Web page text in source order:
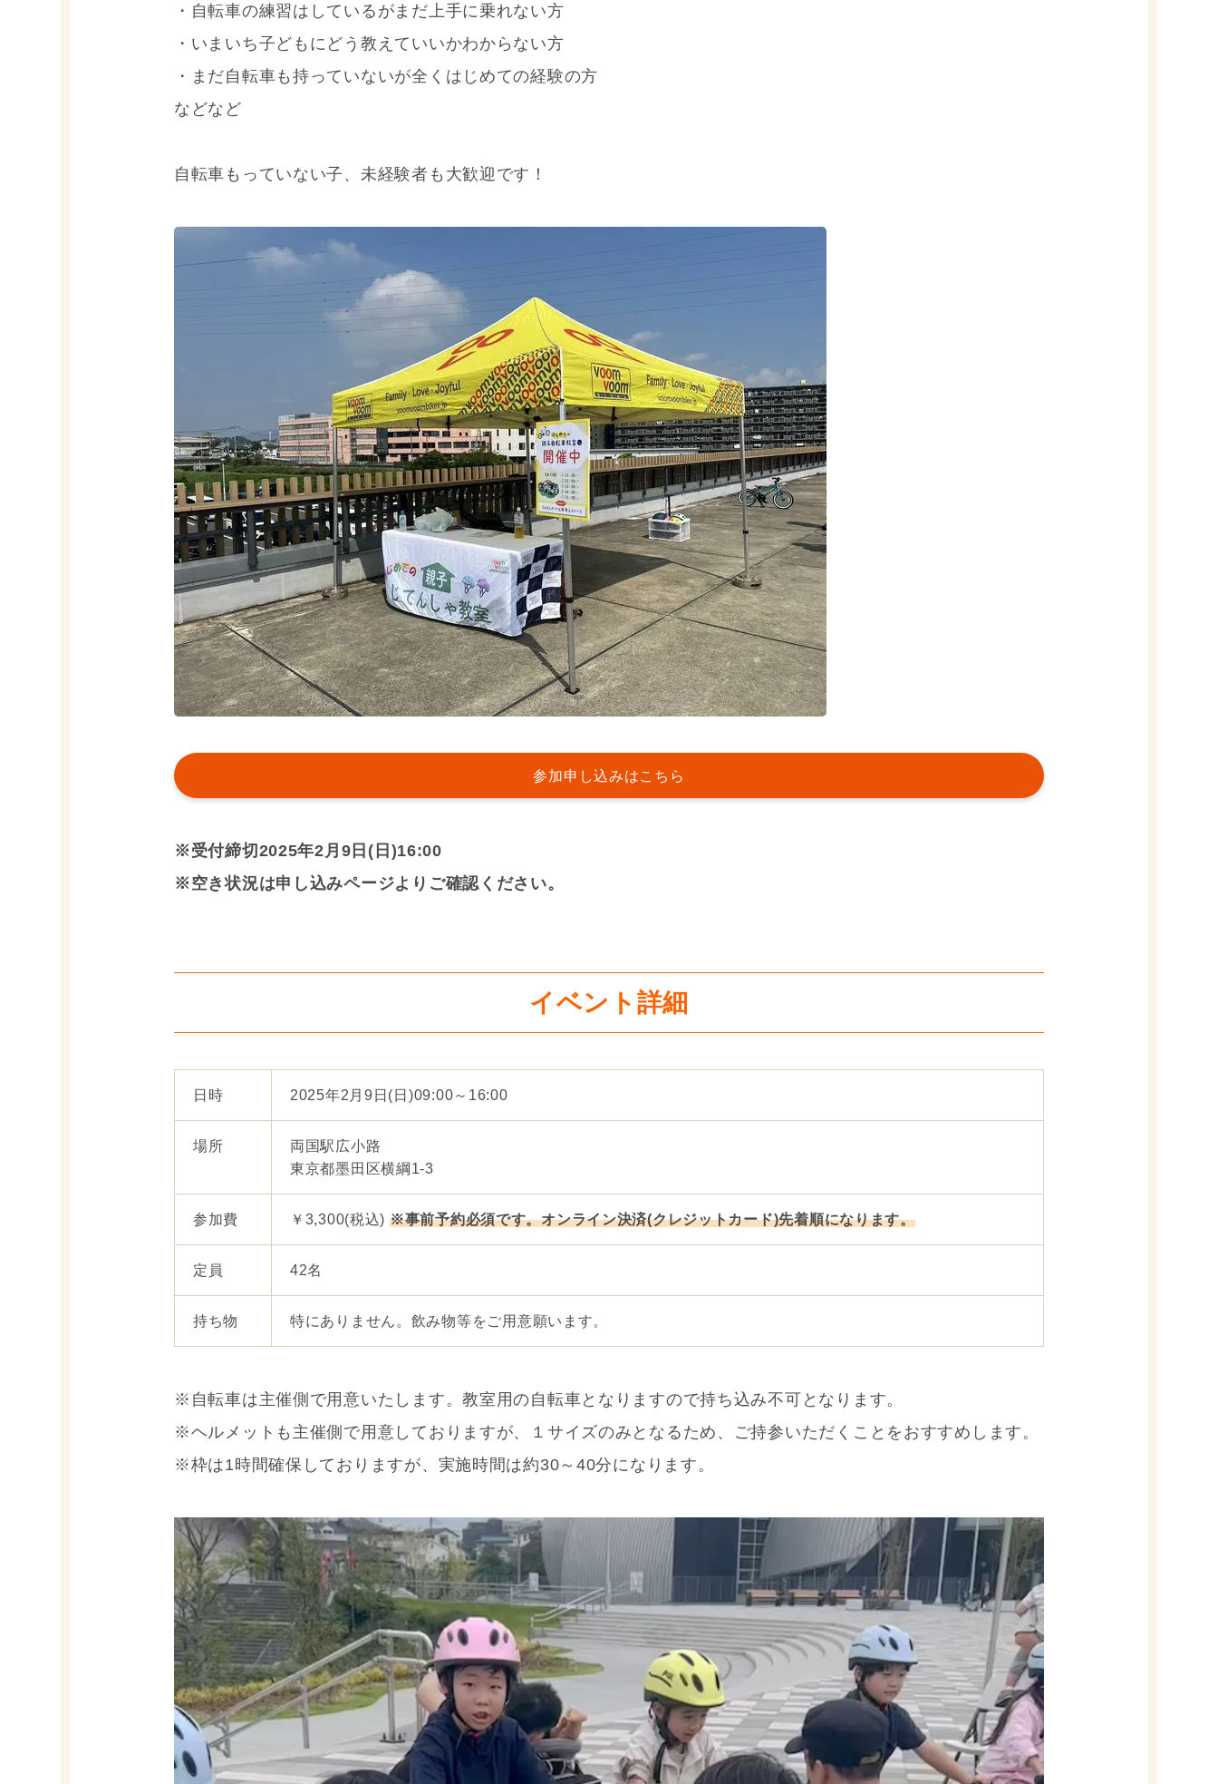
・自転車の練習はしているがまだ上手に乗れない方
・いまいち子どもにどう教えていいかわからない方
・まだ自転車も持っていないが全くはじめての経験の方
などなど
自転車もっていない子、未経験者も大歓迎です！
参加申し込みはこちら
※受付締切2025年2月9日(日)16:00
※空き状況は申し込みページよりご確認ください。
イベント詳細
日時 2025年2月9日(日)09:00～16:00
場所
両国駅広小路
東京都墨田区横綱1-3
参加費 ￥3,300(税込) ※事前予約必須です。オンライン決済(クレジットカード)先着順になります。
定員 42名
持ち物 特にありません。飲み物等をご用意願います。
※自転車は主催側で用意いたします。教室用の自転車となりますので持ち込み不可となります。
※ヘルメットも主催側で用意しておりますが、１サイズのみとなるため、ご持参いただくことをおすすめします。
※枠は1時間確保しておりますが、実施時間は約30～40分になります。